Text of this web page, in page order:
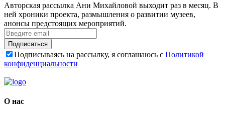
Авторская рассылка Ани Михайловой выходит раз в месяц. В
ней хроники проекта, размышления о развитии музеев,
анонсы предстоящих мероприятий.
Подписаться
Подписываясь на рассылку, я соглашаюсь с Политикой
конфиденциальности
О нас